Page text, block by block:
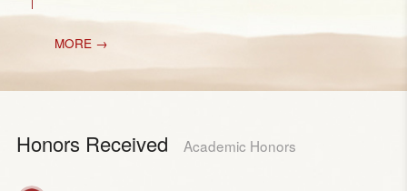
MORE →
Honors Received Academic Honors